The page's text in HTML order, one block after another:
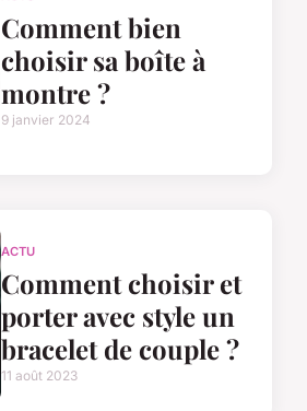
Comment bien
choisir sa boîte à
montre ?
9 janvier 2024
ACTU
Comment choisir et
porter avec style un
bracelet de couple ?
11 août 2023